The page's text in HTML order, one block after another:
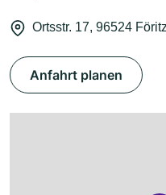
Ortsstr. 17, 96524 Föritz
Anfahrt planen